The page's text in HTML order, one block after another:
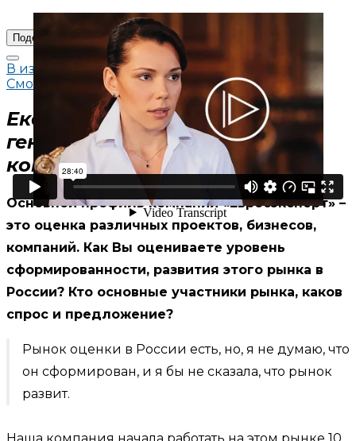
Поделиться
В избранное
Смотреть позже
Екатерина Синогейкина,
генеральный директор
компании «Евроэксперт»
Основной профиль компании «Евросэксперт» –
это оценка различных проектов, бизнесов,
компаний. Как Вы оцениваете уровень
сформированности, развития этого рынка в
России? Кто основные участники рынка, каков
спрос и предложение?
Рынок оценки в России есть, но, я не думаю, что
он сформирован, и я бы не сказала, что рынок
развит.
Наша компания начала работать на этом рынке 10